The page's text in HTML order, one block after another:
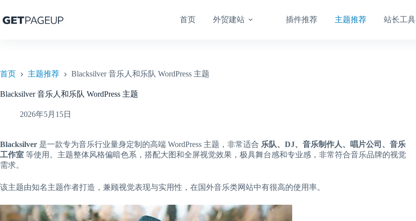
至
内
首页 外贸建站 插件推荐 主题推荐 站长工具
首页 主题推荐 Blacksilver 音乐人和乐队 WordPress 主题
Blacksilver 音乐人和乐队 WordPress 主题
2026年5月15日
Blacksilver 是一款专为音乐行业量身定制的高端 WordPress 主题，非常适合 乐队、DJ、音乐制作人、唱片公司、音乐
工作室 等使用。主题整体风格偏暗色系，搭配大图和全屏视觉效果，极具舞台感和专业感，非常符合音乐品牌的视觉
需求。
该主题由知名主题作者打造，兼顾视觉表现与实用性，在国外音乐类网站中有很高的使用率。